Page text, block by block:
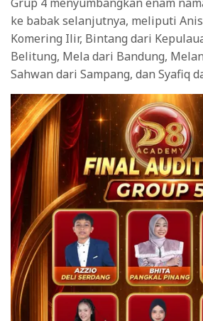
ke babak selanjutnya, meliputi
Komering Ilir, Bintang dari
Belitung, Mela dari Bandung,
Sahwan dari Sampang, dan Syafiq